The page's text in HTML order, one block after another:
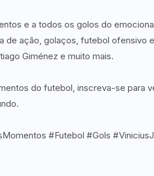
e a todos os golos do
de ação, golaços, futebol ofensivo
Giménez e muito mais.
do futebol, inscreva-se para
#Futebol #Gols